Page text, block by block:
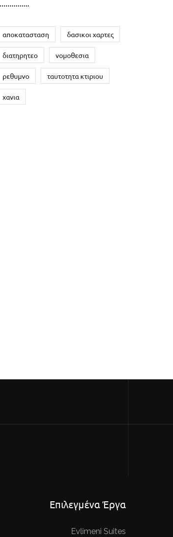
αποκατασταση δασικοι χαρτες
διατηρητεο νομοθεσια
ρεθυμνο ταυτοτητα κτιριου
χανια
Επιλεγμένα Έργα
Evlimeni Suites